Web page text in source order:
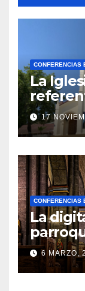
CONFERENCIAS
La
gracias
17
CONFERENCIAS
La
la
6 MARZO,